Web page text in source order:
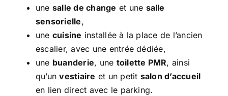
une salle de change et une salle
sensorielle,
une cuisine installée à la place de l’ancien
escalier, avec une entrée dédiée,
une buanderie, une toilette PMR, ainsi
qu’unvestiaire et un petit salon d’accueil
en lien direct avec le parking.